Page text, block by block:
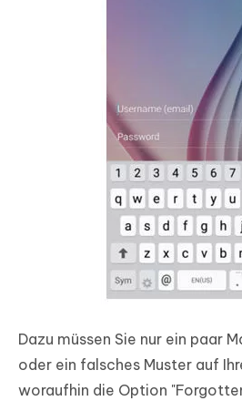
Dazu müssen Sie nur ein paar
oder ein falsches Muster auf
woraufhin die Option